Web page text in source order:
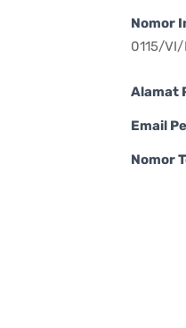
Nomor
0115/
Alamat
Email
Nomor